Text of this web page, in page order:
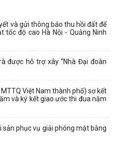
và gửi thông báo thu hồi đất để
tốc độ cao Hà Nội - Quảng Ninh
được hỗ trợ xây “Nhà Đại đoàn
Việt Nam thành phố) sơ kết
và ký kết giao ước thi đua năm
sản phục vụ giải phóng mặt bằng